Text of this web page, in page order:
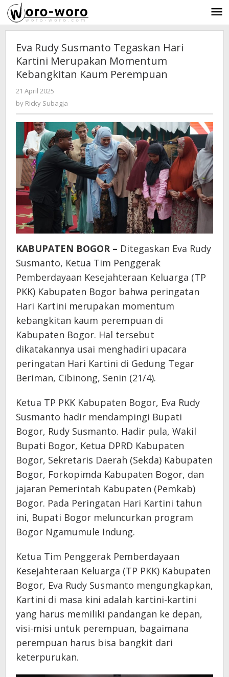
Skip
to
content
Eva Rudy Susmanto Tegaskan Hari
Kartini Merupakan Momentum
Kebangkitan Kaum Perempuan
21 April 2025
Ricky
Subagja
by Ricky Subagja
KABUPATEN BOGOR – Ditegaskan Eva Rudy
Susmanto, Ketua Tim Penggerak
Pemberdayaan Kesejahteraan Keluarga (TP
PKK) Kabupaten Bogor bahwa peringatan
Hari Kartini merupakan momentum
kebangkitan kaum perempuan di
Kabupaten Bogor. Hal tersebut
dikatakannya usai menghadiri upacara
peringatan Hari Kartini di Gedung Tegar
Beriman, Cibinong, Senin (21/4).
Ketua TP PKK Kabupaten Bogor, Eva Rudy
Susmanto hadir mendampingi Bupati
Bogor, Rudy Susmanto. Hadir pula, Wakil
Bupati Bogor, Ketua DPRD Kabupaten
Bogor, Sekretaris Daerah (Sekda) Kabupaten
Bogor, Forkopimda Kabupaten Bogor, dan
jajaran Pemerintah Kabupaten (Pemkab)
Bogor. Pada Peringatan Hari Kartini tahun
ini, Bupati Bogor meluncurkan program
Bogor Ngamumule Indung.
Ketua Tim Penggerak Pemberdayaan
Kesejahteraan Keluarga (TP PKK) Kabupaten
Bogor, Eva Rudy Susmanto mengungkapkan,
Kartini di masa kini adalah kartini-kartini
yang harus memiliki pandangan ke depan,
visi-misi untuk perempuan, bagaimana
perempuan harus bisa bangkit dari
keterpurukan.